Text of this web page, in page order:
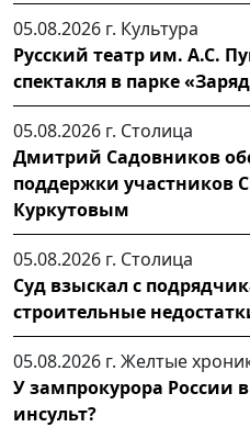
05.08.2026 г. Культура
Русский театр им. А.С.
спектакля в парке
05.08.2026 г. Столица
Дмитрий Садовников
поддержки участников
Куркутовым
05.08.2026 г. Столица
Суд взыскал с
строительные
05.08.2026 г. Желтые
У зампрокурора России
инсульт?